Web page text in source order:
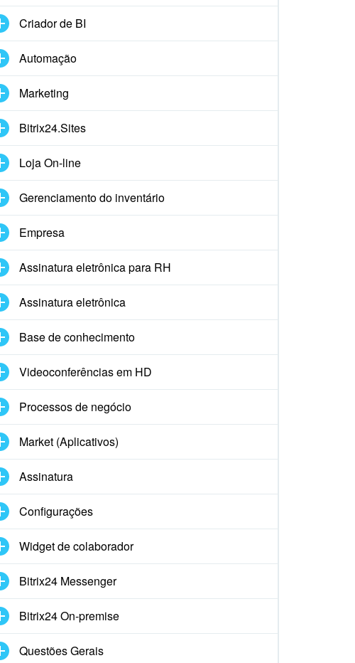
Criador de BI
Automação
Marketing
Bitrix24.Sites
Loja On-line
Gerenciamento do inventário
Empresa
Assinatura eletrônica para RH
Assinatura eletrônica
Base de conhecimento
Videoconferências em HD
Processos de negócio
Market (Aplicativos)
Assinatura
Configurações
Widget de colaborador
Bitrix24 Messenger
Bitrix24 On-premise
Questões Gerais